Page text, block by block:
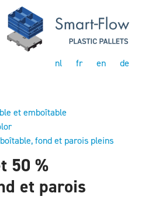
nl fr en de
et emboîtable
fond et parois pleins
50 %
et parois